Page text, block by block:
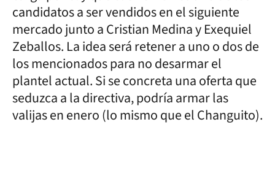
candidatos a ser vendidos en el siguiente
mercado junto a Cristian Medina y Exequiel
Zeballos. La idea será retener a uno o dos de
los mencionados para no desarmar el
plantel actual. Si se concreta una oferta que
seduzca a la directiva, podría armar las
valijas en enero (lo mismo que el Changuito).